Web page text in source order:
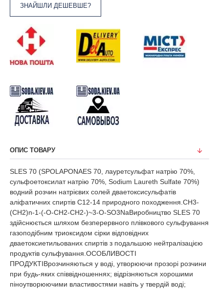
ЗНАЙШЛИ ДЕШЕВШЕ?
ОПИС ТОВАРУ
SLES 70 (SPOLAPONAES 70, лауретсульфат натрію 70%,
сульфоетоксилат натрію 70%, Sodium Laureth Sulfate 70%)
водний розчин натрієвих солей дваетоксисульфатів
аліфатичних спиртів С12-14 природного походження.CH3-
(CH2)n-1-(-O-CH2-CH2-)~3-O-SO3NaВиробництво SLES 70
здійснюється шляхом безперервного плівкового сульфування
газоподібним триоксидом сірки відповідних
дваетоксиетильованих спиртів з подальшою нейтралізацією
продуктів сульфування.ОСОБЛИВОСТІ
ПРОДУКТІВрозчиняються у воді, утворюючи прозорі розчини
при будь-яких співвідношеннях; відрізняються хорошими
піноутворюючими властивостями навіть у твердій воді;